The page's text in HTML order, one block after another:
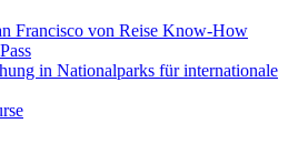
Francisco von Reise Know-How
in Nationalparks für internationale